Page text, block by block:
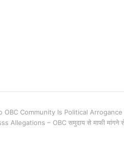
OBC Community Is Political
– OBC समुदाय से माफी मांगने से